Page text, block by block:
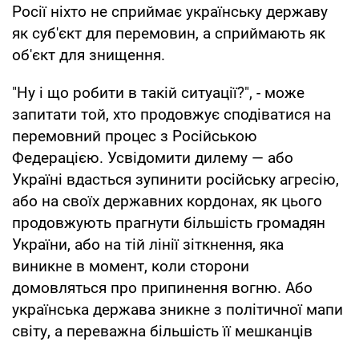
Росії ніхто не сприймає українську державу
як суб'єкт для перемовин, а сприймають як
об'єкт для знищення.
"Ну і що робити в такій ситуації?", - може
запитати той, хто продовжує сподіватися на
перемовний процес з Російською
Федерацією. Усвідомити дилему — або
Україні вдасться зупинити російську агресію,
або на своїх державних кордонах, як цього
продовжують прагнути більшість громадян
України, або на тій лінії зіткнення, яка
виникне в момент, коли сторони
домовляться про припинення вогню. Або
українська держава зникне з політичної мапи
світу, а переважна більшість її мешканців